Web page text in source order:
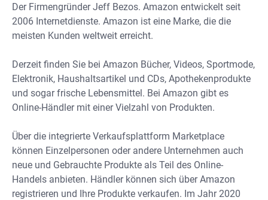
Der Firmengründer Jeff Bezos. Amazon entwickelt seit
2006 Internetdienste. Amazon ist eine Marke, die die
meisten Kunden weltweit erreicht.
Derzeit finden Sie bei Amazon Bücher, Videos, Sportmode,
Elektronik, Haushaltsartikel und CDs, Apothekenprodukte
und sogar frische Lebensmittel. Bei Amazon gibt es
Online-Händler mit einer Vielzahl von Produkten.
Über die integrierte Verkaufsplattform Marketplace
können Einzelpersonen oder andere Unternehmen auch
neue und Gebrauchte Produkte als Teil des Online-
Handels anbieten. Händler können sich über Amazon
registrieren und Ihre Produkte verkaufen. Im Jahr 2020